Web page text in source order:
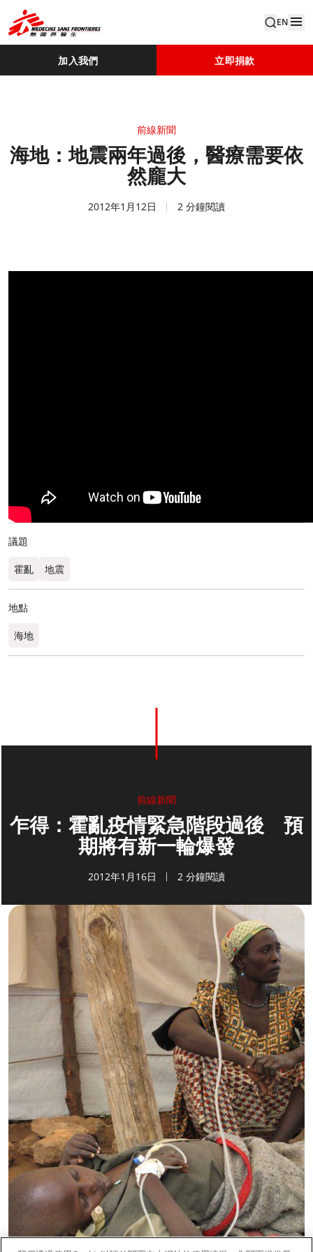
EN
加入我們 立即捐款
前線新聞
海地：地震兩年過後，醫療需要依
然龐大
2012年1月12日 2 分鐘閱讀
議題
霍亂 地震
地點
海地
前線新聞
乍得：霍亂疫情緊急階段過後 預
期將有新一輪爆發
2012年1月16日 2 分鐘閱讀